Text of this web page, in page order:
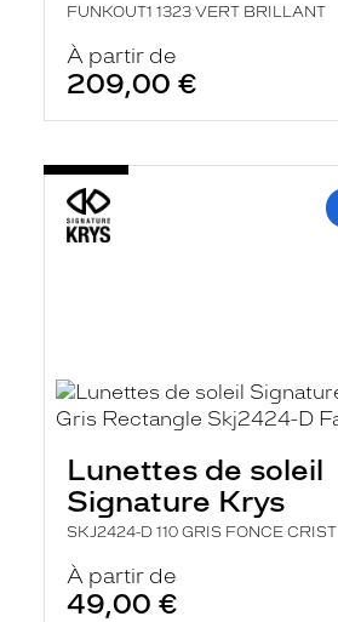
FUNKOUT1 1323 VERT BRILLANT
À partir de
209,00 €
Lunettes de soleil
Signature Krys
SKJ2424-D 110 GRIS FONCE CRIST
À partir de
49,00 €